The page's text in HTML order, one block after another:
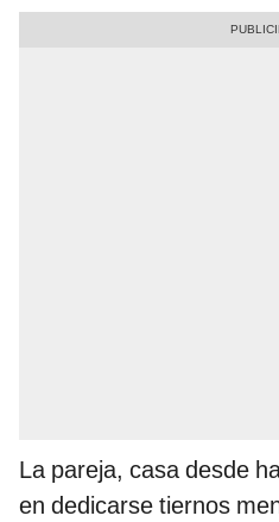
La pareja, casa desde
en dedicarse tiernos